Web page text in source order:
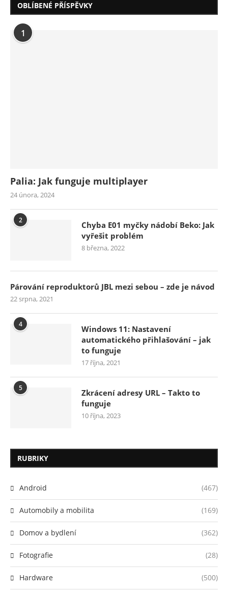
OBLÍBENÉ PŘÍSPĚVKY
1
Palia: Jak funguje multiplayer
24 února, 2024
2
Chyba E01 myčky nádobí Beko: Jak
vyřešit problém
8 března, 2022
Párování reproduktorů JBL mezi sebou – zde je návod
22 srpna, 2021
4
Windows 11: Nastavení
automatického přihlašování – jak
to funguje
17 října, 2021
5
Zkrácení adresy URL – Takto to
funguje
10 října, 2023
RUBRIKY
Android (467)
Automobily a mobilita (169)
Domov a bydlení (362)
Fotografie (28)
Hardware (500)